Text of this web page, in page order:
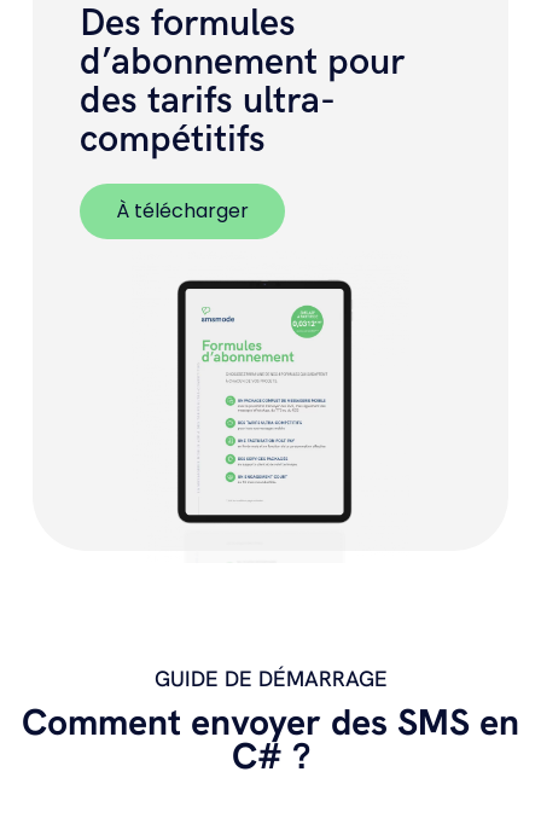
Des formules
d’abonnement pour
des tarifs ultra-
compétitifs
À télécharger
GUIDE DE DÉMARRAGE
Comment envoyer des SMS en
C# ?